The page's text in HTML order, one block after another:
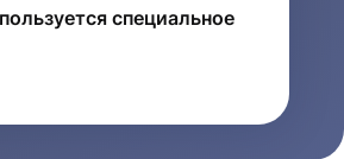
специальное